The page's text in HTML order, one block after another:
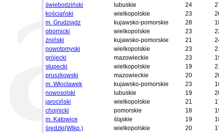
świebodziński
lubuskie 24
kościański
wielkopolskie 23
m. Grudziądz
kujawsko-pomorskie 28
obornicki
wielkopolskie 23
żniński
kujawsko-pomorskie 21
nowotomyski
wielkopolskie 23
grójecki
mazowieckie 23
słupecki
wielkopolskie 19
pruszkowski
mazowieckie 20
m. Włocławek
kujawsko-pomorskie 23
nowosolski
lubuskie 19
jarociński
wielkopolskie 21
chojnicki
pomorskie 18
m. Katowice
śląskie 19
średzki(Wlkp.)
wielkopolskie 20